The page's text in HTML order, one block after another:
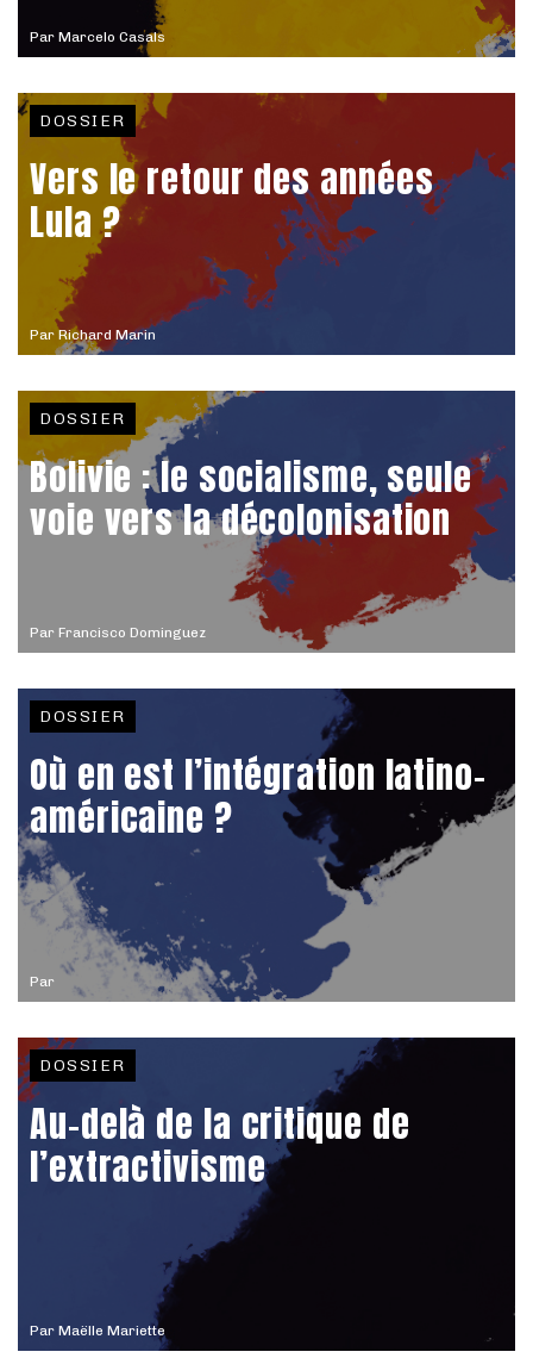
Par Marcelo Casals
Par Richard Marin
DOSSIER
Vers le retour des années
Lula ?
Par Francisco Dominguez
DOSSIER
Bolivie : le socialisme, seule
voie vers la décolonisation
Par
DOSSIER
Où en est l’intégration latino-
américaine ?
Par Maëlle Mariette
DOSSIER
Au-delà de la critique de
l’extractivisme